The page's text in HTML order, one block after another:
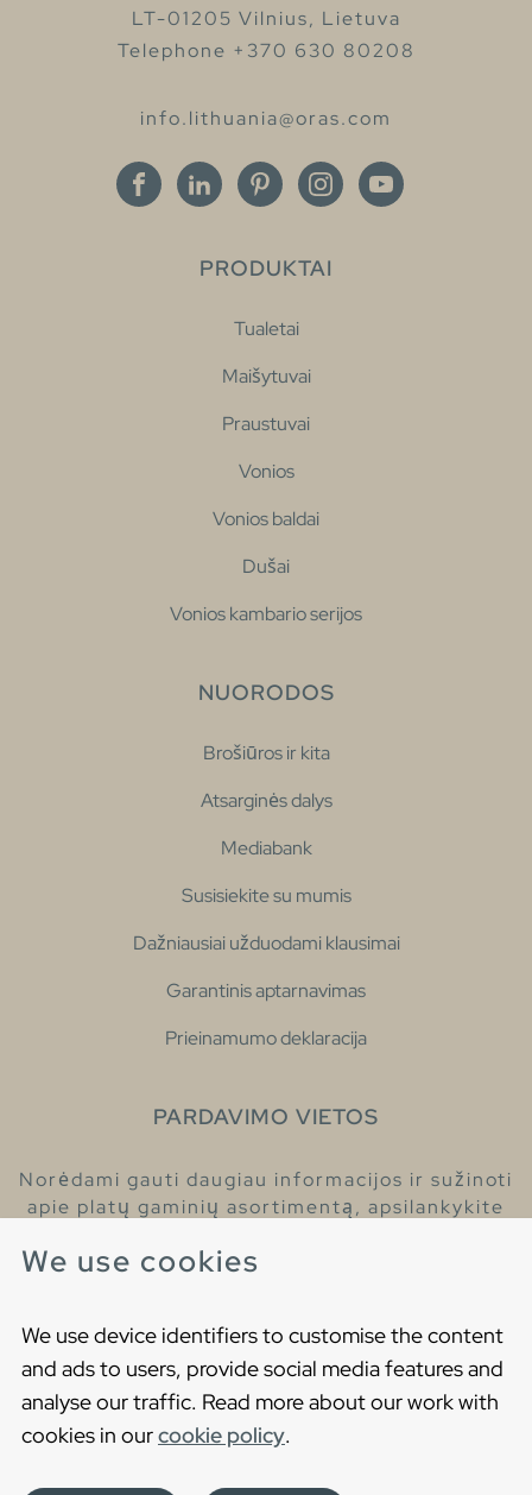
We use cookies
We use device identifiers to customise the content
and ads to users, provide social media features and
analyse our traffic. Read more about our work with
cookies in ourcookie policy.
LT-01205 Vilnius, Lietuva
Telephone +370 630 80208
info.lithuania@oras.com
PRODUKTAI
Tualetai
Maišytuvai
Praustuvai
Vonios
Vonios baldai
Dušai
Vonios kambario serijos
NUORODOS
Brošiūros ir kita
Atsarginės dalys
Mediabank
Susisiekite su mumis
Dažniausiai užduodami klausimai
Garantinis aptarnavimas
Prieinamumo deklaracija
PARDAVIMO VIETOS
Norėdami gauti daugiau informacijos ir sužinoti
apie platų gaminių asortimentą, apsilankykite